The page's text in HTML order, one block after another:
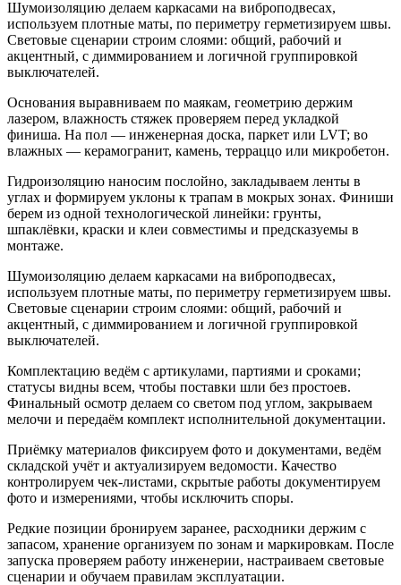
Шумоизоляцию делаем каркасами на виброподвесах,
используем плотные маты, по периметру герметизируем швы.
Световые сценарии строим слоями: общий, рабочий и
акцентный, с диммированием и логичной группировкой
выключателей.
Основания выравниваем по маякам, геометрию держим
лазером, влажность стяжек проверяем перед укладкой
финиша. На пол — инженерная доска, паркет или LVT; во
влажных — керамогранит, камень, терраццо или микробетон.
Гидроизоляцию наносим послойно, закладываем ленты в
углах и формируем уклоны к трапам в мокрых зонах. Финиши
берем из одной технологической линейки: грунты,
шпаклёвки, краски и клеи совместимы и предсказуемы в
монтаже.
Шумоизоляцию делаем каркасами на виброподвесах,
используем плотные маты, по периметру герметизируем швы.
Световые сценарии строим слоями: общий, рабочий и
акцентный, с диммированием и логичной группировкой
выключателей.
Комплектацию ведём с артикулами, партиями и сроками;
статусы видны всем, чтобы поставки шли без простоев.
Финальный осмотр делаем со светом под углом, закрываем
мелочи и передаём комплект исполнительной документации.
Приёмку материалов фиксируем фото и документами, ведём
складской учёт и актуализируем ведомости. Качество
контролируем чек-листами, скрытые работы документируем
фото и измерениями, чтобы исключить споры.
Редкие позиции бронируем заранее, расходники держим с
запасом, хранение организуем по зонам и маркировкам. После
запуска проверяем работу инженерии, настраиваем световые
сценарии и обучаем правилам эксплуатации.